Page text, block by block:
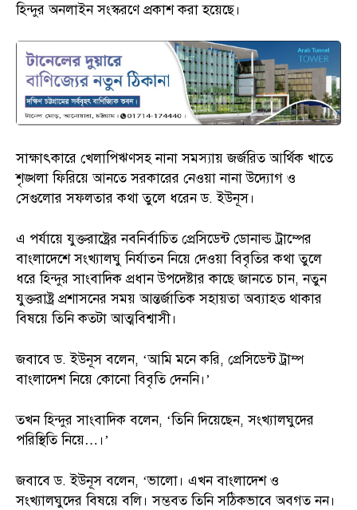
হিন্দুর অনলাইন সংস্করণে প্রকাশ করা হয়েছে।
সাক্ষাৎকারে খেলাপিঋণসহ নানা সমস্যায় জর্জরিত আর্থিক খাতে
শৃঙ্খলা ফিরিয়ে আনতে সরকারের নেওয়া নানা উদ্যোগ ও
সেগুলোর সফলতার কথা তুলে ধরেন ড. ইউনূস।
এ পর্যায়ে যুক্তরাষ্ট্রের নবনির্বাচিত প্রেসিডেন্ট ডোনাল্ড ট্রাম্পের
বাংলাদেশে সংখ্যালঘু নির্যাতন নিয়ে দেওয়া বিবৃতির কথা তুলে
ধরে হিন্দুর সাংবাদিক প্রধান উপদেষ্টার কাছে জানতে চান, নতুন
যুক্তরাষ্ট্র প্রশাসনের সময় আন্তর্জাতিক সহায়তা অব্যাহত থাকার
বিষয়ে তিনি কতটা আত্মবিশ্বাসী।
জবাবে ড. ইউনূস বলেন, ‘আমি মনে করি, প্রেসিডেন্ট ট্রাম্প
বাংলাদেশ নিয়ে কোনো বিবৃতি দেননি।’
তখন হিন্দুর সাংবাদিক বলেন, ‘তিনি দিয়েছেন, সংখ্যালঘুদের
পরিস্থিতি নিয়ে…।’
জবাবে ড. ইউনূস বলেন, ‘ভালো। এখন বাংলাদেশ ও
সংখ্যালঘুদের বিষয়ে বলি। সম্ভবত তিনি সঠিকভাবে অবগত নন।